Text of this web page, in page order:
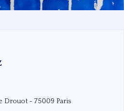
aléatoires, 1989 Bleu vert
Drouot - 75009 Paris